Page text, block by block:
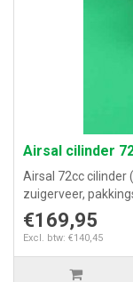
Airsal cilinder
Airsal 72cc cilinder
zuigerveer,
€169,95
Excl. btw: €140,45